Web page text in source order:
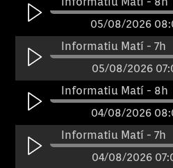
05/08/2026
Informatiu Matí - 7h
05/08/2026
Informatiu Matí - 8h
04/08/2026
Informatiu Matí - 7h
04/08/2026